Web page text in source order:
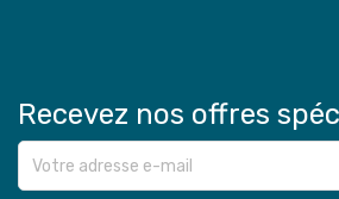
Recevez nos offres